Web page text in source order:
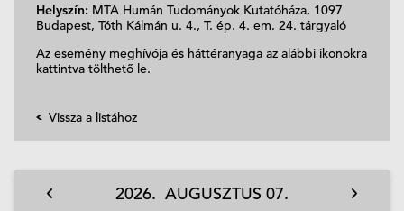
Helyszín: MTA Humán Tudományok Kutatóháza, 1097
Budapest, Tóth Kálmán u. 4., T. ép. 4. em. 24. tárgyaló
Az esemény meghívója és háttéranyaga az alábbi ikonokra
kattintva tölthető le.
Vissza a listához
2026. AUGUSZTUS 07.